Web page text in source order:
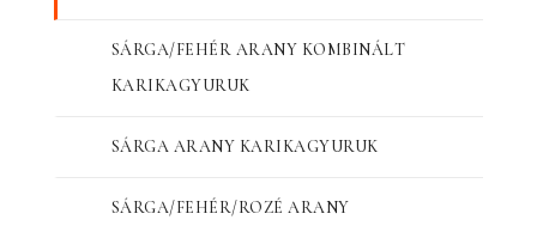
SÁRGA/FEHÉR ARANY KOMBINÁLT
KARIKAGYURUK
SÁRGA ARANY KARIKAGYURUK
SÁRGA/FEHÉR/ROZÉ ARANY